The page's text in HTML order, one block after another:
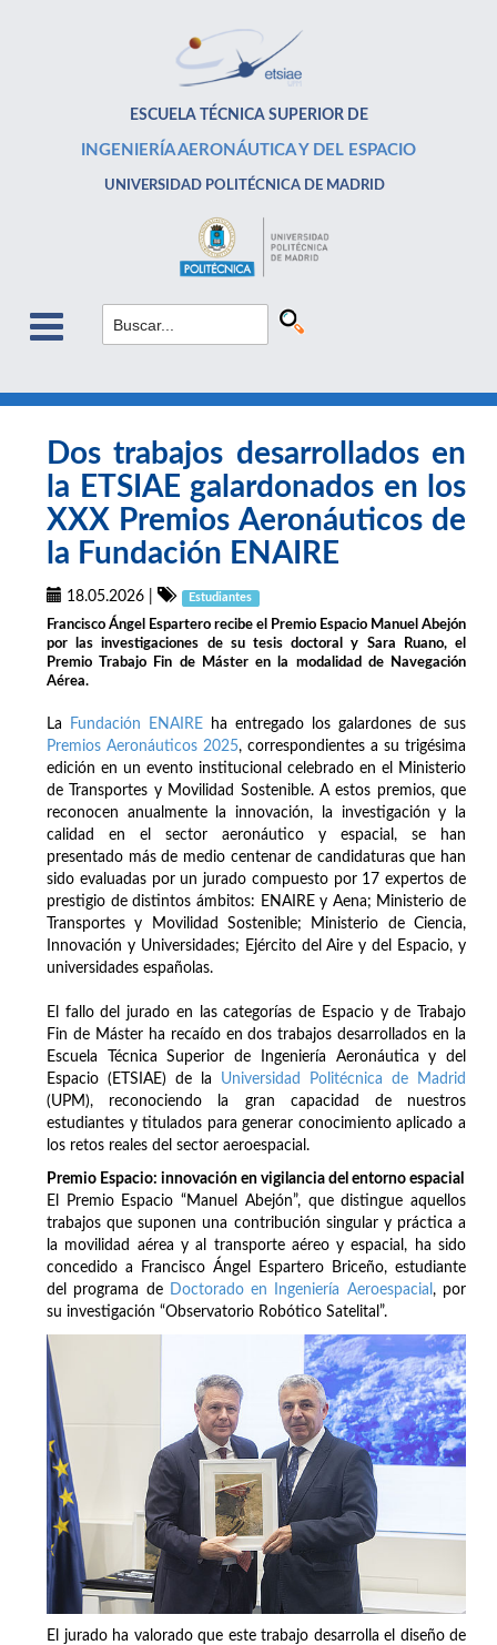
ESCUELA TÉCNICA SUPERIOR DE
INGENIERÍA AERONÁUTICA Y DEL ESPACIO
UNIVERSIDAD POLITÉCNICA DE MADRID
Dos trabajos desarrollados en
la ETSIAE galardonados en los
XXX Premios Aeronáuticos de
la Fundación ENAIRE
18.05.2026 Estudiantes
Francisco Ángel Espartero recibe el Premio Espacio Manuel Abejón
por las investigaciones de su tesis doctoral y Sara Ruano, el
Premio Trabajo Fin de Máster en la modalidad de Navegación
Aérea.
La Fundación ENAIRE ha entregado los galardones de sus
Premios Aeronáuticos 2025, correspondientes a su trigésima
edición en un evento institucional celebrado en el Ministerio
de Transportes y Movilidad Sostenible. A estos premios, que
reconocen anualmente la innovación, la investigación y la
calidad en el sector aeronáutico y espacial, se han
presentado más de medio centenar de candidaturas que han
sido evaluadas por un jurado compuesto por 17 expertos de
prestigio de distintos ámbitos: ENAIRE y Aena; Ministerio de
Transportes y Movilidad Sostenible; Ministerio de Ciencia,
Innovación y Universidades; Ejército del Aire y del Espacio, y
universidades españolas.
El fallo del jurado en las categorías de Espacio y de Trabajo
Fin de Máster ha recaído en dos trabajos desarrollados en la
Escuela Técnica Superior de Ingeniería Aeronáutica y del
Espacio (ETSIAE) de la Universidad Politécnica de Madrid
(UPM), reconociendo la gran capacidad de nuestros
estudiantes y titulados para generar conocimiento aplicado a
los retos reales del sector aeroespacial.
Premio Espacio: innovación en vigilancia del entorno espacial
El Premio Espacio “Manuel Abejón”, que distingue aquellos
trabajos que suponen una contribución singular y práctica a
la movilidad aérea y al transporte aéreo y espacial, ha sido
concedido a Francisco Ángel Espartero Briceño, estudiante
del programa de
Doctorado en Ingeniería Aeroespacial , por
su investigación “Observatorio Robótico Satelital”.
El jurado ha valorado que este trabajo desarrolla el diseño de